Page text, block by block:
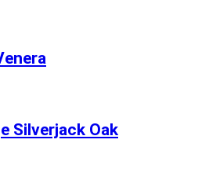
Silverjack Oak